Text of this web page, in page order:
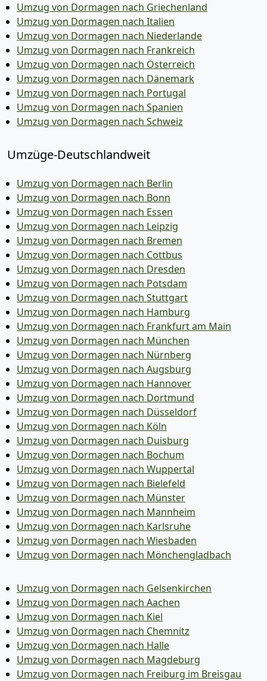
Umzug von Dormagen nach Griechenland
Umzug von Dormagen nach Italien
Umzug von Dormagen nach Niederlande
Umzug von Dormagen nach Frankreich
Umzug von Dormagen nach Österreich
Umzug von Dormagen nach Dänemark
Umzug von Dormagen nach Portugal
Umzug von Dormagen nach Spanien
Umzug von Dormagen nach Schweiz
Umzüge-Deutschlandweit
Umzug von Dormagen nach Berlin
Umzug von Dormagen nach Bonn
Umzug von Dormagen nach Essen
Umzug von Dormagen nach Leipzig
Umzug von Dormagen nach Bremen
Umzug von Dormagen nach Cottbus
Umzug von Dormagen nach Dresden
Umzug von Dormagen nach Potsdam
Umzug von Dormagen nach Stuttgart
Umzug von Dormagen nach Hamburg
Umzug von Dormagen nach Frankfurt am Main
Umzug von Dormagen nach München
Umzug von Dormagen nach Nürnberg
Umzug von Dormagen nach Augsburg
Umzug von Dormagen nach Hannover
Umzug von Dormagen nach Dortmund
Umzug von Dormagen nach Düsseldorf
Umzug von Dormagen nach Köln
Umzug von Dormagen nach Duisburg
Umzug von Dormagen nach Bochum
Umzug von Dormagen nach Wuppertal
Umzug von Dormagen nach Bielefeld
Umzug von Dormagen nach Münster
Umzug von Dormagen nach Mannheim
Umzug von Dormagen nach Karlsruhe
Umzug von Dormagen nach Wiesbaden
Umzug von Dormagen nach Mönchen­gladbach
Umzug von Dormagen nach Gelsenkirchen
Umzug von Dormagen nach Aachen
Umzug von Dormagen nach Kiel
Umzug von Dormagen nach Chemnitz
Umzug von Dormagen nach Halle
Umzug von Dormagen nach Magdeburg
Umzug von Dormagen nach Freiburg im Breisgau